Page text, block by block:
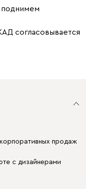
поднимем
согласовывается
продаж
с дизайнерами